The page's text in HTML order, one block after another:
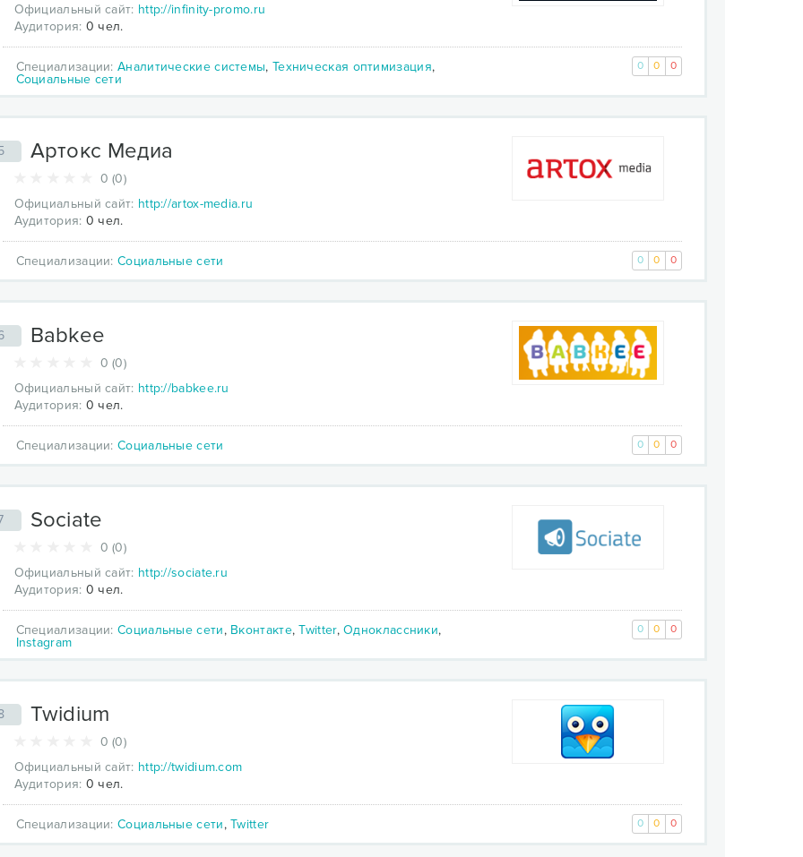
Официальный сайт: http://infinity-promo.ru
Аудитория: 0 чел.
Специализации:Аналитические системы, Техническая оптимизация,
Социальные сети
0 0 0
Артокс Медиа
0 (0)
Официальный сайт: http://artox-media.ru
Аудитория: 0 чел.
Специализации:Социальные сети 0 0 0
Babkee
0 (0)
Официальный сайт: http://babkee.ru
Аудитория: 0 чел.
Специализации:Социальные сети 0 0 0
Sociate
0 (0)
Официальный сайт: http://sociate.ru
Аудитория: 0 чел.
Специализации:Социальные сети, Вконтакте,Twitter,Одноклассники,
Instagram
0 0 0
Twidium
0 (0)
Официальный сайт: http://twidium.com
Аудитория: 0 чел.
Специализации:Социальные сети,Twitter 0 0 0